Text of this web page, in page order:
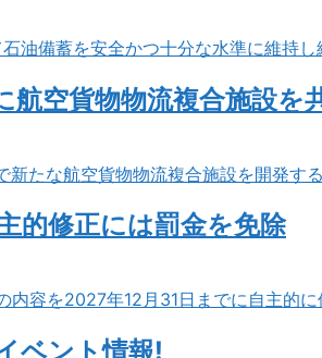
油備蓄を安全かつ十分な水準に維持
航空貨物物流複合施設を
新たな航空貨物物流複合施設を開発す
的修正には罰金を免除
内容を2027年12月31日までに自主的
ベント情報!